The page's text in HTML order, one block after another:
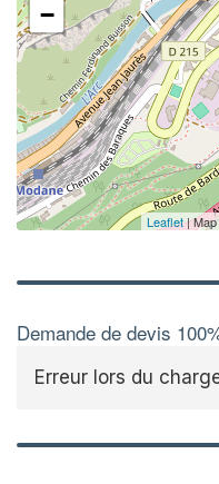
−
Leaflet|
Demande de devis
Erreur lors du